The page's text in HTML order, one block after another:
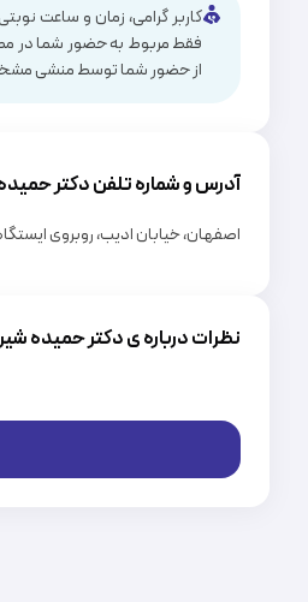
کاربر گرامی، زمان و ساعت
فقط مربوط به حضور شما در
از حضور شما توسط منشی
آدرس و شماره تلفن دکتر
اصفهان، خیابان ادیب، روبروی
نظرات درباره ی دکتر حمیده